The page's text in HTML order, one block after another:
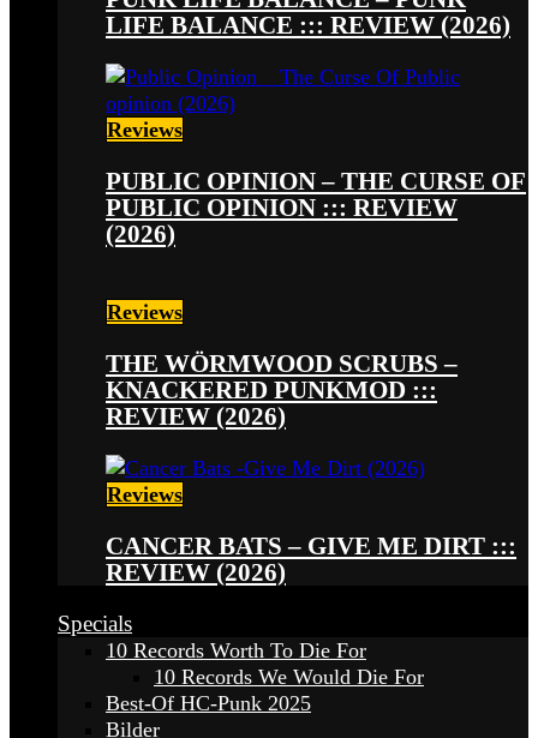
LIFE BALANCE ::: REVIEW (2026)
Reviews
PUBLIC OPINION – THE CURSE OF
PUBLIC OPINION ::: REVIEW
(2026)
Reviews
THE WÖRMWOOD SCRUBS –
KNACKERED PUNKMOD :::
REVIEW (2026)
Reviews
CANCER BATS – GIVE ME DIRT :::
REVIEW (2026)
Specials
10 Records Worth To Die For
10 Records We Would Die For
Best-Of HC-Punk 2025
Bilder